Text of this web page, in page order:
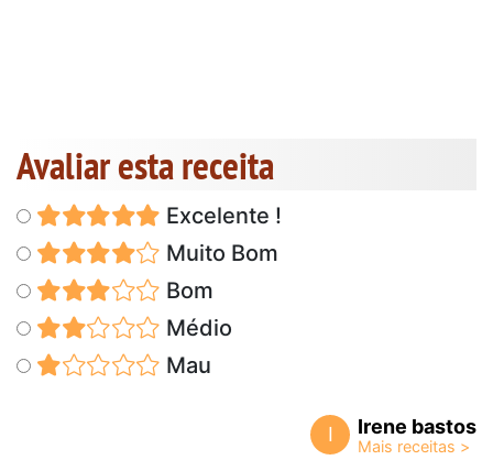
Avaliar esta receita
Excelente !
Muito Bom
Bom
Médio
Mau
I Irene bastos